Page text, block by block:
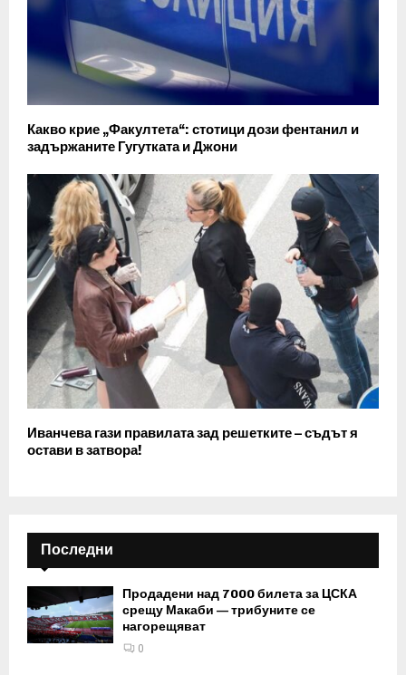
Какво крие „Факултета“: стотици дози фентанил и
задържаните Гугутката и Джони
Иванчева гази правилата зад решетките – съдът я
остави в затвора!
Последни
Продадени над 7000 билета за ЦСКА
срещу Макаби — трибуните се
нагорещяват
0